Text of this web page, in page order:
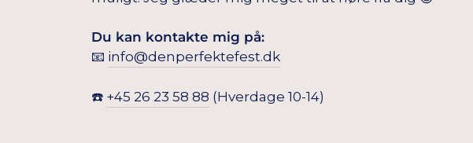
Du kan kontakte mig på:
📧 info@denperfektefest.dk
☎️ +45 26 23 58 88 (Hverdage 10-14)